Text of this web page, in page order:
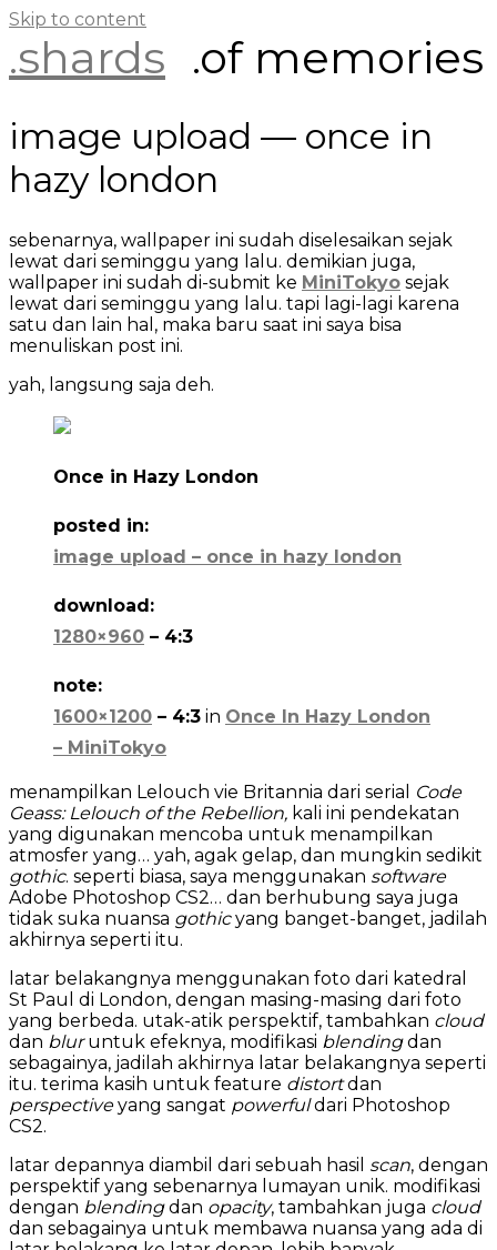
Skip to content
.shards .of memories
image upload — once in
hazy london
sebenarnya, wallpaper ini sudah diselesaikan sejak
lewat dari seminggu yang lalu. demikian juga,
wallpaper ini sudah di-submit ke MiniTokyo sejak
lewat dari seminggu yang lalu. tapi lagi-lagi karena
satu dan lain hal, maka baru saat ini saya bisa
menuliskan post ini.
yah, langsung saja deh.
Once in Hazy London
posted in:
image upload – once in hazy london
download:
1280×960 – 4:3
note:
1600×1200 – 4:3 in Once In Hazy London
– MiniTokyo
menampilkan Lelouch vie Britannia dari serial
Code
Geass: Lelouch of the Rebellion, kali ini pendekatan
yang digunakan mencoba untuk menampilkan
atmosfer yang… yah, agak gelap, dan mungkin sedikit
gothic. seperti biasa, saya menggunakan software
Adobe Photoshop CS2… dan berhubung saya juga
tidak suka nuansa gothicyang banget-banget, jadilah
akhirnya seperti itu.
latar belakangnya menggunakan foto dari katedral
St Paul di London, dengan masing-masing dari foto
yang berbeda. utak-atik perspektif, tambahkan cloud
dan bluruntuk efeknya, modifikasi blendingdan
sebagainya, jadilah akhirnya latar belakangnya seperti
itu. terima kasih untuk feature distortdan
perspectiveyang sangat powerfuldari Photoshop
CS2.
latar depannya diambil dari sebuah hasil scan, dengan
perspektif yang sebenarnya lumayan unik. modifikasi
dengan blendingdan opacity, tambahkan juga cloud
dan sebagainya untuk membawa nuansa yang ada di